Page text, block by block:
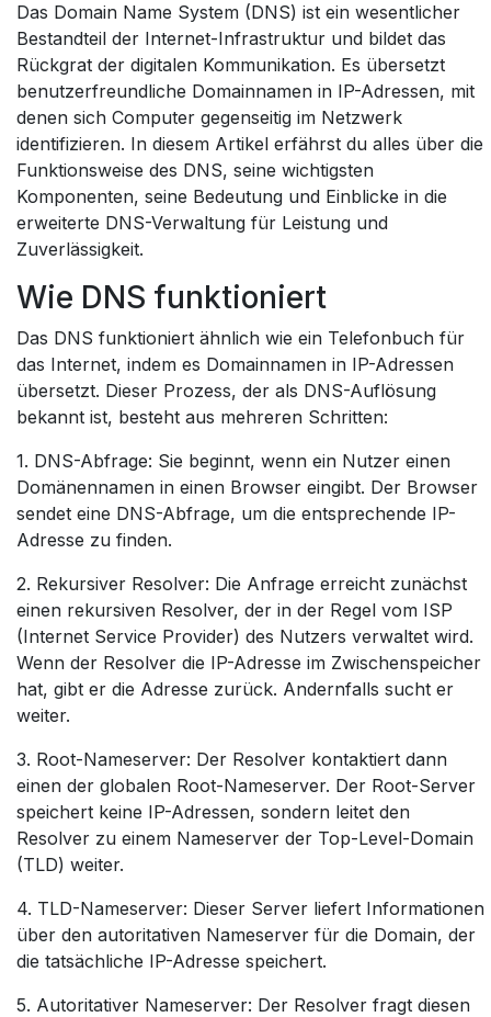
Das Domain Name System (DNS) ist ein wesentlicher
Bestandteil der Internet-Infrastruktur und bildet das
Rückgrat der digitalen Kommunikation. Es übersetzt
benutzerfreundliche Domainnamen in IP-Adressen, mit
denen sich Computer gegenseitig im Netzwerk
identifizieren. In diesem Artikel erfährst du alles über die
Funktionsweise des DNS, seine wichtigsten
Komponenten, seine Bedeutung und Einblicke in die
erweiterte DNS-Verwaltung für Leistung und
Zuverlässigkeit.
Wie DNS funktioniert
Das DNS funktioniert ähnlich wie ein Telefonbuch für
das Internet, indem es Domainnamen in IP-Adressen
übersetzt. Dieser Prozess, der als DNS-Auflösung
bekannt ist, besteht aus mehreren Schritten:
1. DNS-Abfrage: Sie beginnt, wenn ein Nutzer einen
Domänennamen in einen Browser eingibt. Der Browser
sendet eine DNS-Abfrage, um die entsprechende IP-
Adresse zu finden.
2. Rekursiver Resolver: Die Anfrage erreicht zunächst
einen rekursiven Resolver, der in der Regel vom ISP
(Internet Service Provider) des Nutzers verwaltet wird.
Wenn der Resolver die IP-Adresse im Zwischenspeicher
hat, gibt er die Adresse zurück. Andernfalls sucht er
weiter.
3. Root-Nameserver: Der Resolver kontaktiert dann
einen der globalen Root-Nameserver. Der Root-Server
speichert keine IP-Adressen, sondern leitet den
Resolver zu einem Nameserver der Top-Level-Domain
(TLD) weiter.
4. TLD-Nameserver: Dieser Server liefert Informationen
über den autoritativen Nameserver für die Domain, der
die tatsächliche IP-Adresse speichert.
5. Autoritativer Nameserver: Der Resolver fragt diesen